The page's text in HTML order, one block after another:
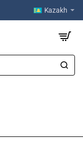
Kazakh